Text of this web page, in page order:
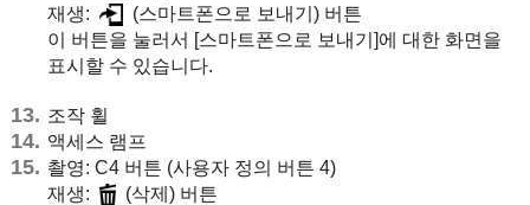
재생:
(스마트폰으로 보내기) 버튼
이 버튼을 눌러서 [스마트폰으로 보내기]에 대한 화면을
표시할 수 있습니다.
조작 휠
액세스 램프
촬영: C4 버튼 (사용자 정의 버튼 4)
재생:
(삭제) 버튼